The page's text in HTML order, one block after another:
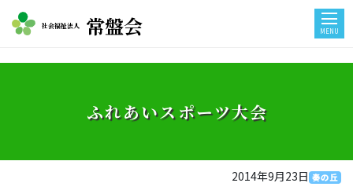
社会福祉法人 常盤会 MENU
ふれあいスポーツ大会
2014年9月23日 奏の丘